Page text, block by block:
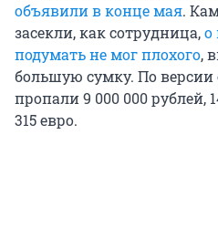
объявили в конце мая.
засекли, как сотрудница,о
подумать не мог плохого,
большую сумку. По версии
пропали 9 000 000 рублей,
315 евро.